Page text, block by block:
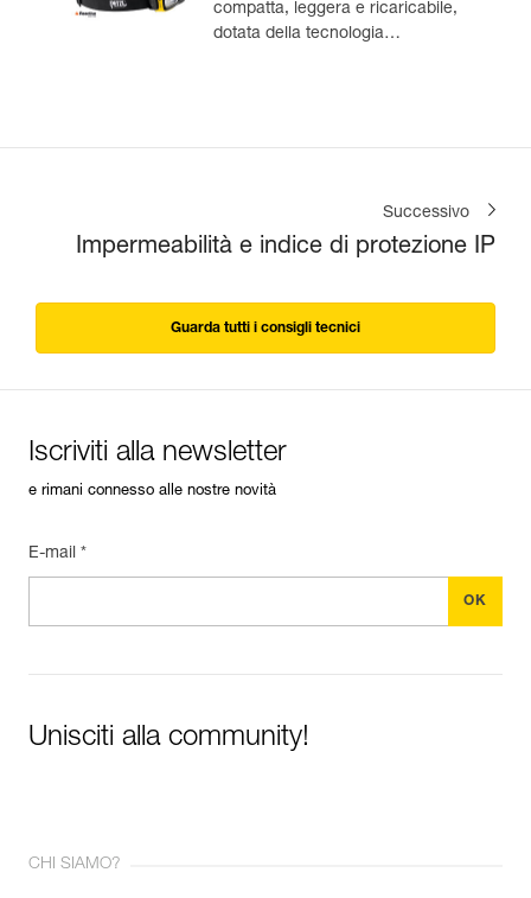
compatta, leggera e ricaricabile,
dotata della tecnologia
Successivo
Impermeabilità e indice di protezione IP
Guarda tutti i consigli tecnici
Iscriviti alla newsletter
e rimani connesso alle nostre novità
E-mail *
Unisciti alla community!
CHI SIAMO?